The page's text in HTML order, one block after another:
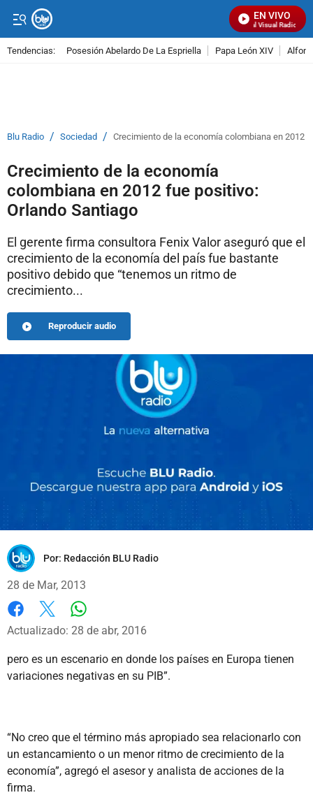
EN VIVO
Señal Visual Radio
Tendencias: Posesión Abelardo De La Espriella Papa León XIV
Blu Radio / Sociedad / Crecimiento de la economía colombiana en 2012
Crecimiento de la economía
colombiana en 2012 fue positivo:
Orlando Santiago
El gerente firma consultora Fenix Valor aseguró que el
crecimiento de la economía del país fue bastante
positivo debido que “tenemos un ritmo de
crecimiento...
Reproducir audio
Por: Redacción BLU Radio
28 de Mar, 2013
Facebook
X
Actualizado: 28 de abr, 2016
pero es un escenario en donde los países en Europa tienen
variaciones negativas en su PIB”.
“No creo que el término más apropiado sea relacionarlo con
un estancamiento o un menor ritmo de crecimiento de la
economía”, agregó el asesor y analista de acciones de la
firma.